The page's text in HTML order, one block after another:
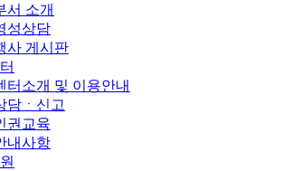
서 소개
성상담
사 게시판
터소개 및 이용안내
담ㆍ신고
권교육
내사항